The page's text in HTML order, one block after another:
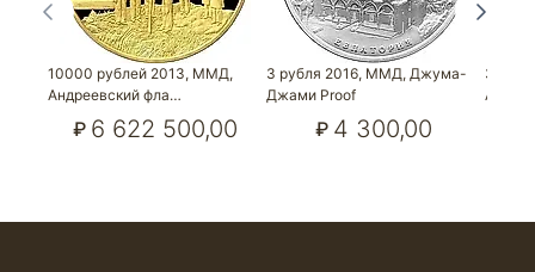
10000 рублей 2013, ММД,
Андреевский фла…
₽ 6 622 500,00
3 рубля 2016, ММД, Джума-
Джами Proof
₽ 4 300,00
3